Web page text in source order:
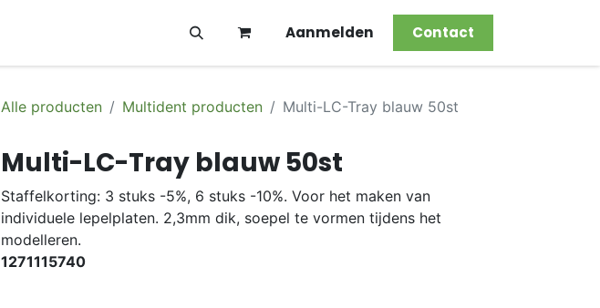
Aanmelden Contact
Alle producten Multident producten Multi-LC-Tray blauw 50st
Multi-LC-Tray blauw 50st
Staffelkorting: 3 stuks -5%, 6 stuks -10%. Voor het maken van
individuele lepelplaten. 2,3mm dik, soepel te vormen tijdens het
modelleren.
1271115740